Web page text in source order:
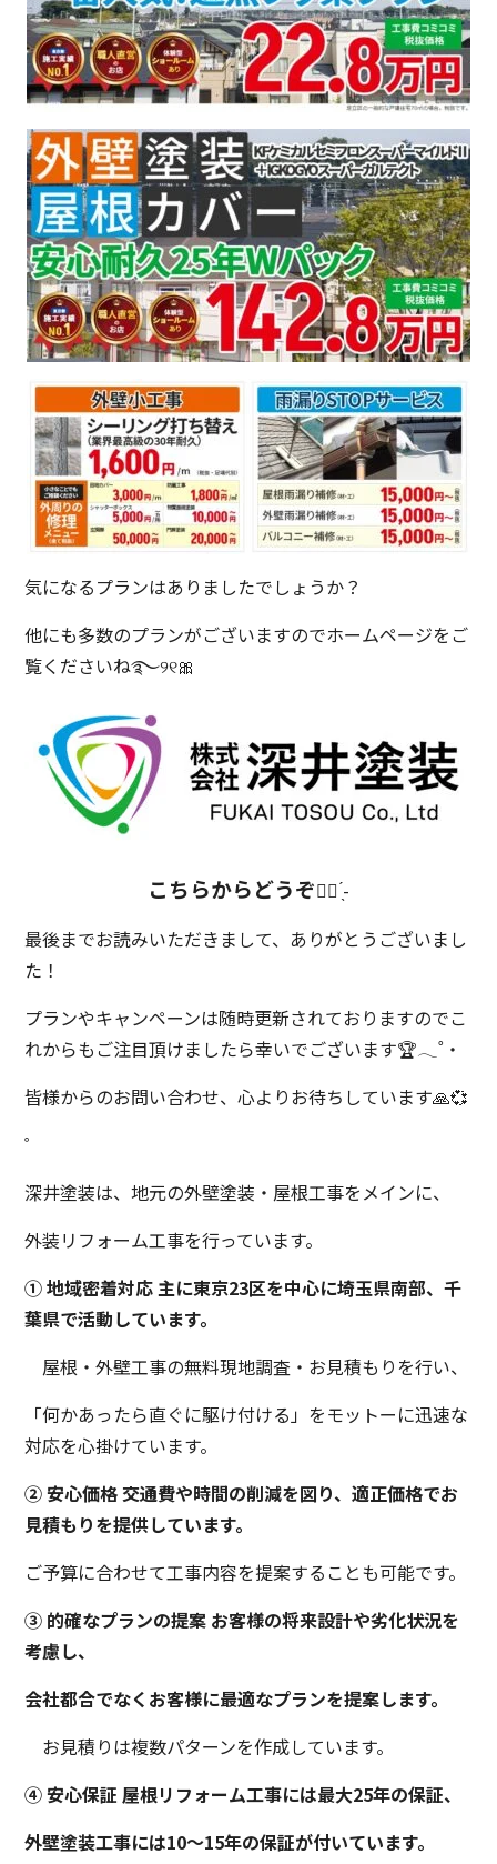
気になるプランはありましたでしょうか？
他にも多数のプランがございますのでホームページをご
覧くださいね࿐୨୧🎀
こちらからどうぞ👍🏻 ̖́-
最後までお読みいただきまして、ありがとうございまし
た！
プランやキャンペーンは随時更新されておりますのでこ
れからもご注目頂けましたら幸いでございます🏆𓂃˚‧
皆様からのお問い合わせ、心よりお待ちしています🙏💞
゜
深井塗装は、地元の外壁塗装・屋根工事をメインに、
外装リフォーム工事を行っています。
① 地域密着対応 主に東京23区を中心に埼玉県南部、千
葉県で活動しています。
屋根・外壁工事の無料現地調査・お見積もりを行い、
「何かあったら直ぐに駆け付ける」をモットーに迅速な
対応を心掛けています。
② 安心価格 交通費や時間の削減を図り、適正価格でお
見積もりを提供しています。
ご予算に合わせて工事内容を提案することも可能です。
③ 的確なプランの提案 お客様の将来設計や劣化状況を
考慮し、
会社都合でなくお客様に最適なプランを提案します。
お見積りは複数パターンを作成しています。
④ 安心保証 屋根リフォーム工事には最大25年の保証、
外壁塗装工事には10～15年の保証が付いています。